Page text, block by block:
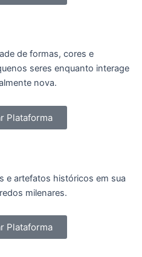
de formas, cores e
seres enquanto interage
nova.
Plataforma
e artefatos históricos em sua
milenares.
Plataforma